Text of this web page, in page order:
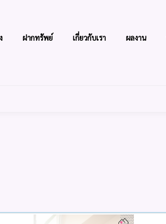
ฝากทรัพย์ เกี่ยวกับเรา ผลงาน